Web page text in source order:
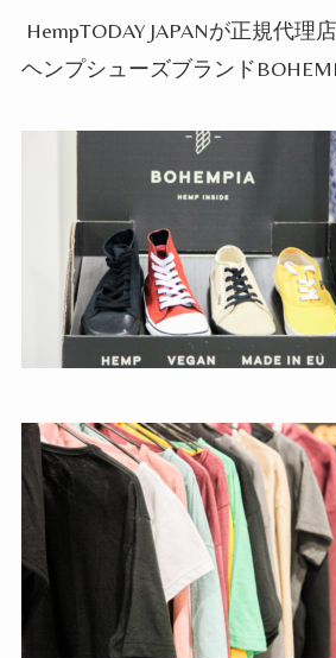
HempTODAY JAPANが正規代理
ヘンプシューズブランド